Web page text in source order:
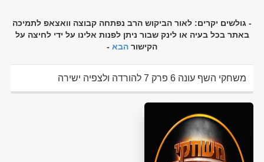
- גולשים יקרים: לאור הביקוש הרב נפתחה קבוצה וואצאפ לתמיכה
באתר בכל בעיה או לינק שבור ניתן לפנות אלינו על ידי לחיצה על
הקישור הבא -
משחקי השף עונה 6 פרק 7 להורדה ולצפיה ישירה